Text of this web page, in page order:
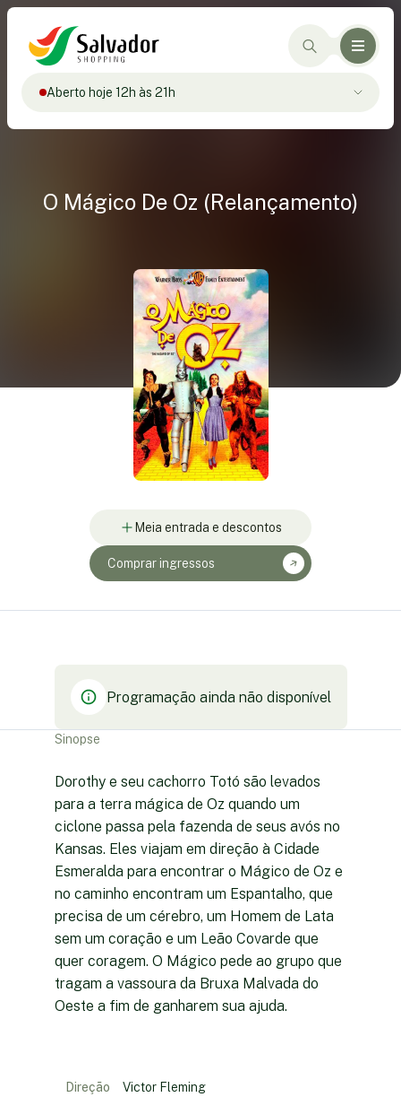
Aberto hoje 12h às 21h
O Mágico De Oz (Relançamento)
Meia entrada e descontos
Comprar ingressos
Programação ainda não disponível
Sinopse
Dorothy e seu cachorro Totó são levados
para a terra mágica de Oz quando um
ciclone passa pela fazenda de seus avós no
Kansas. Eles viajam em direção à Cidade
Esmeralda para encontrar o Mágico de Oz e
no caminho encontram um Espantalho, que
precisa de um cérebro, um Homem de Lata
sem um coração e um Leão Covarde que
quer coragem. O Mágico pede ao grupo que
tragam a vassoura da Bruxa Malvada do
Oeste a fim de ganharem sua ajuda.
Direção Victor Fleming